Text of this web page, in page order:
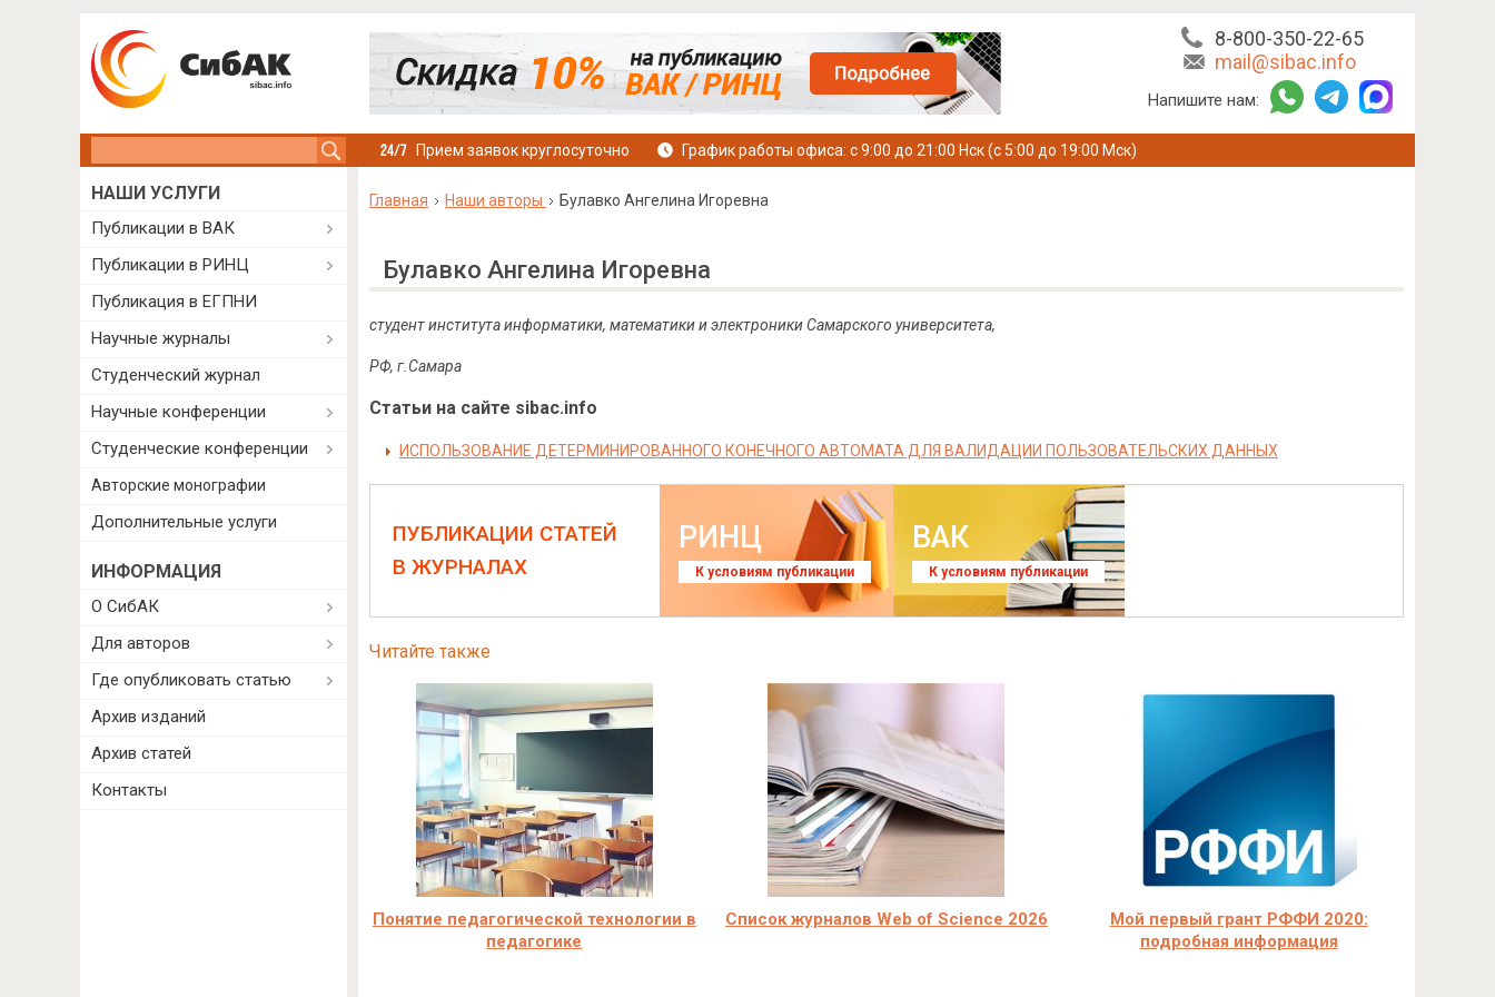
8-800-350-22-65
mail@sibac.info
Напишите нам:
Прием заявок круглосуточно График работы офиса: с 9:00 до 21:00 Нск (с 5:00 до 19:00 Мск)
Главная Наши авторы Булавко Ангелина Игоревна
Булавко Ангелина Игоревна
студент института информатики, математики и электроники Самарского университета,
РФ, г.Самара
Статьи на сайте sibac.info
ИСПОЛЬЗОВАНИЕ ДЕТЕРМИНИРОВАННОГО КОНЕЧНОГО АВТОМАТА ДЛЯ ВАЛИДАЦИИ ПОЛЬЗОВАТЕЛЬСКИХ ДАННЫХ
ПУБЛИКАЦИИ СТАТЕЙ
В ЖУРНАЛАХ
РИНЦ
К условиям публикации
ВАК
К условиям публикации
Читайте также
Понятие педагогической технологии в
педагогике
Список журналов Web of Science 2026
Мой первый грант РФФИ 2020:
подробная информация
НАШИ УСЛУГИ
Публикации в ВАК
Публикации в РИНЦ
Публикация в ЕГПНИ
Научные журналы
Студенческий журнал
Научные конференции
Студенческие конференции
Авторские монографии
Дополнительные услуги
ИНФОРМАЦИЯ
О СибАК
Для авторов
Где опубликовать статью
Архив изданий
Архив статей
Контакты